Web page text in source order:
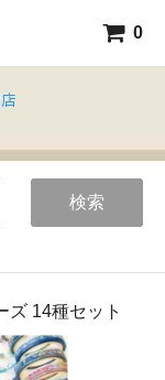
0
検索
ズ 14種セット